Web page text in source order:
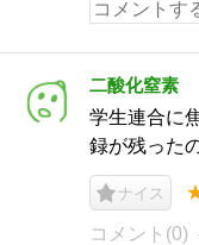
二酸化窒素
学生連合に
録が残った
ナイス
コメント(0)